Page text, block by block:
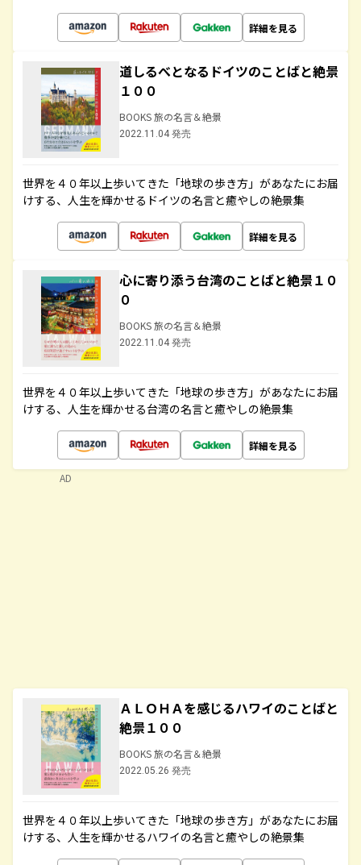
詳細を見る
道しるべとなるドイツのことばと絶景
１００
BOOKS 旅の名言＆絶景
2022.11.04 発売
世界を４０年以上歩いてきた「地球の歩き方」があなたにお届
けする、人生を輝かせるドイツの名言と癒やしの絶景集
詳細を見る
心に寄り添う台湾のことばと絶景１０
０
BOOKS 旅の名言＆絶景
2022.11.04 発売
世界を４０年以上歩いてきた「地球の歩き方」があなたにお届
けする、人生を輝かせる台湾の名言と癒やしの絶景集
詳細を見る
ＡＬＯＨＡを感じるハワイのことばと
絶景１００
BOOKS 旅の名言＆絶景
2022.05.26 発売
世界を４０年以上歩いてきた「地球の歩き方」があなたにお届
けする、人生を輝かせるハワイの名言と癒やしの絶景集
AD